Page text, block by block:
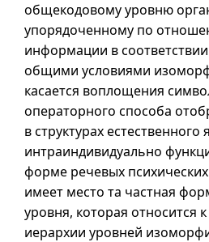
общекодовому уровню
упорядоченному по
информации в
общими условиями
касается воплощения
операторного способа
в структурах естественного
интраиндивидуально
форме речевых психических
имеет место та частная
уровня, которая относится
иерархии уровней